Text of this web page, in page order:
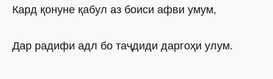
Кард қонуне қабул аз боиси афви умум,
Дар радифи адл бо таҷдиди даргоҳи улум.